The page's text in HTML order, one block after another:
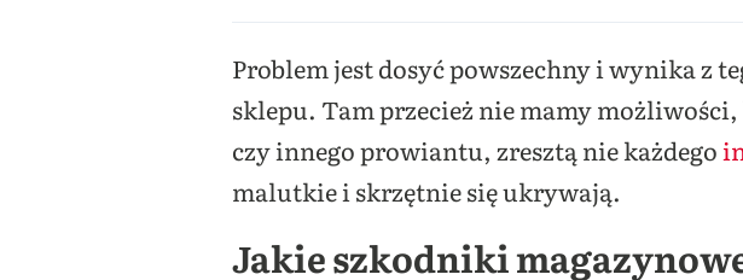
Problem jest dosyć powszechny i wynika z
sklepu. Tam przecież nie mamy
czy innego prowiantu, zresztą nie każdego
malutkie i skrzętnie się ukrywają.
Jakie szkodniki